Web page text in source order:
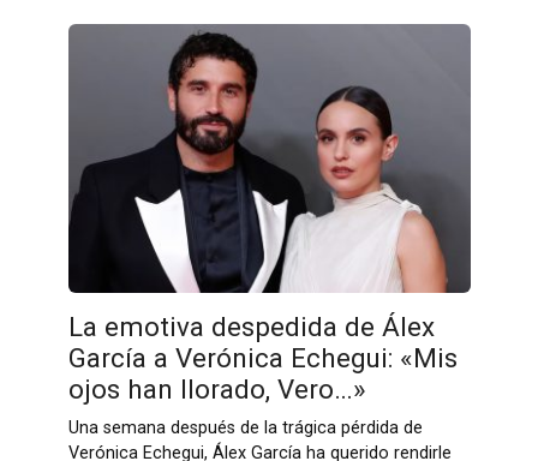
La emotiva despedida de Álex
García a Verónica Echegui: «Mis
ojos han llorado, Vero…»
Una semana después de la trágica pérdida de
Verónica Echegui, Álex García ha querido rendirle